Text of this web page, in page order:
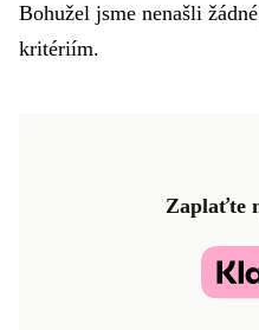
Bohužel jsme nenašli
kritériím.
Zaplaťte